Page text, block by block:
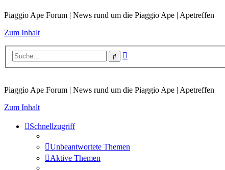
Piaggio Ape Forum | News rund um die Piaggio Ape | Apetreffen
Zum Inhalt
Suche
Piaggio Ape Forum | News rund um die Piaggio Ape | Apetreffen
Zum Inhalt
Schnellzugriff
Unbeantwortete Themen
Aktive Themen